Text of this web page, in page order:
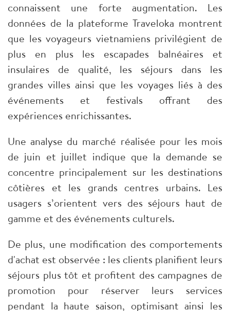
connaissent une forte augmentation. Les
données de la plateforme Traveloka montrent
que les voyageurs vietnamiens privilégient de
plus en plus les escapades balnéaires et
insulaires de qualité, les séjours dans les
grandes villes ainsi que les voyages liés à des
événements et festivals offrant des
expériences enrichissantes.
Une analyse du marché réalisée pour les mois
de juin et juillet indique que la demande se
concentre principalement sur les destinations
côtières et les grands centres urbains. Les
usagers s’orientent vers des séjours haut de
gamme et des événements culturels.
De plus, une modification des comportements
d'achat est observée : les clients planifient leurs
séjours plus tôt et profitent des campagnes de
promotion pour réserver leurs services
pendant la haute saison, optimisant ainsi les